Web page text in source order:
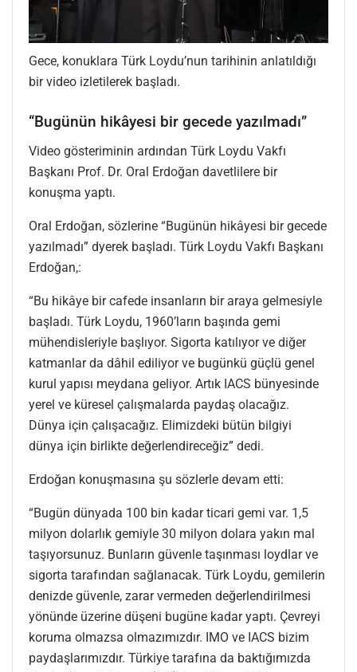
Gece, konuklara Türk Loydu’nun tarihinin anlatıldığı
bir video izletilerek başladı.
“Bugünün hikâyesi bir gecede yazılmadı”
Video gösteriminin ardından Türk Loydu Vakfı
Başkanı Prof. Dr. Oral Erdoğan davetlilere bir
konuşma yaptı.
Oral Erdoğan, sözlerine “Bugünün hikâyesi bir gecede
yazılmadı” dyerek başladı. Türk Loydu Vakfı Başkanı
Erdoğan,:
“Bu hikâye bir cafede insanların bir araya gelmesiyle
başladı. Türk Loydu, 1960’ların başında gemi
mühendisleriyle başlıyor. Sigorta katılıyor ve diğer
katmanlar da dâhil ediliyor ve bugünkü güçlü genel
kurul yapısı meydana geliyor. Artık IACS bünyesinde
yerel ve küresel çalışmalarda paydaş olacağız.
Dünya için çalışacağız. Elimizdeki bütün bilgiyi
dünya için birlikte değerlendireceğiz” dedi.
Erdoğan konuşmasına şu sözlerle devam etti:
“Bugün dünyada 100 bin kadar ticari gemi var. 1,5
milyon dolarlık gemiyle 30 milyon dolara yakın mal
taşıyorsunuz. Bunların güvenle taşınması loydlar ve
sigorta tarafından sağlanacak. Türk Loydu, gemilerin
denizde güvenle, zarar vermeden değerlendirilmesi
yönünde üzerine düşeni bugüne kadar yaptı. Çevreyi
koruma olmazsa olmazımızdır. IMO ve IACS bizim
paydaşlarımızdır. Türkiye tarafına da baktığımızda